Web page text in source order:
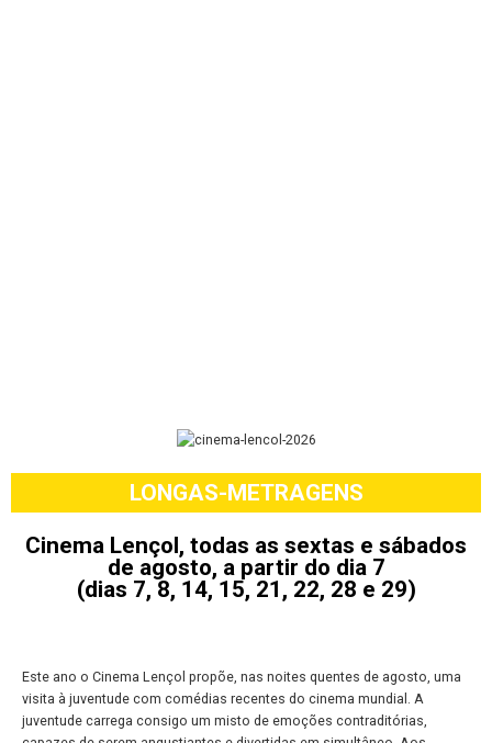
LONGAS-METRAGENS
Cinema Lençol, todas as sextas e sábados
de agosto, a partir do dia 7
(dias 7, 8, 14, 15, 21, 22, 28 e 29)
Este ano o Cinema Lençol propõe, nas noites quentes de agosto, uma
visita à juventude com comédias recentes do cinema mundial. A
juventude carrega consigo um misto de emoções contraditórias,